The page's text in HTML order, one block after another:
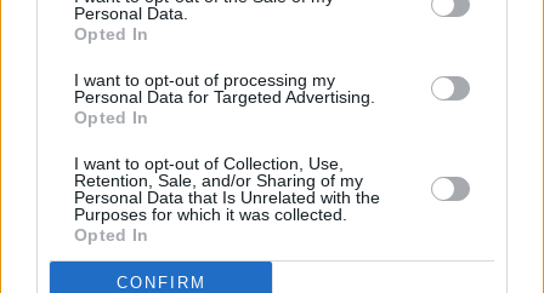
Personal Data.
Opted In
I want to opt-out of processing my
Personal Data for Targeted Advertising.
Opted In
I want to opt-out of Collection, Use,
Retention, Sale, and/or Sharing of my
Personal Data that Is Unrelated with the
Purposes for which it was collected.
Opted In
CONFIRM
Katso miten paljonChicagossa on satanut toukokuussa
Toukokuun keskilämpötila Chicagossa
11 vuoden tarkastelujaksolla
Mikä on Chicagon tavanomainen lämpötila toukokuussa.
Vuosi
Vuorokauden
keskilämpötila
lämpötila
lämpötila